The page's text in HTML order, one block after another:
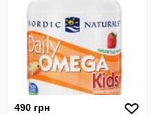
490 грн